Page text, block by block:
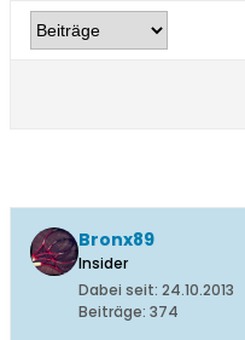
Bronx89
Insider
Dabei seit: 24.10.2013
Beiträge: 374